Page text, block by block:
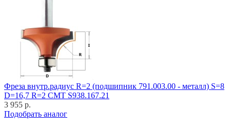
Фреза внутр.радиус R=2 (подшипник 791.003.00 - металл) S=8
D=16,7 R=2 CMT S938.167.21
3 955 р.
Подобрать аналог